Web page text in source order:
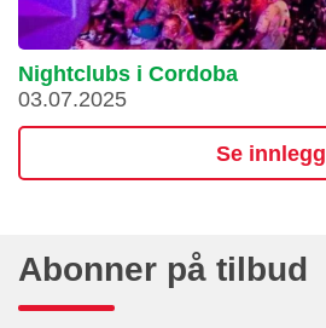
Nightclubs i Cordoba
03.07.2025
Se innlegg
Abonner på tilbud